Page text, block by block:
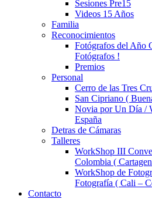
Sesiones Pre15
Videos 15 Años
Familia
Reconocimientos
Fotógrafos del Año
Fotógrafos !
Premios
Personal
Cerro de las Tres
San Cipriano (
Novia por Un Día /
España
Detras de Cámaras
Talleres
WorkShop III
Colombia (
WorkShop de
Fotografía ( Cali –
Contacto